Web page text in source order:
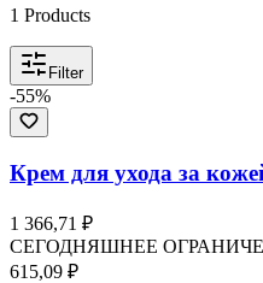
1 Products
Filter
-55%
Крем для ухода за
1 366,71 ₽
СЕГОДНЯШНЕЕ
615,09 ₽